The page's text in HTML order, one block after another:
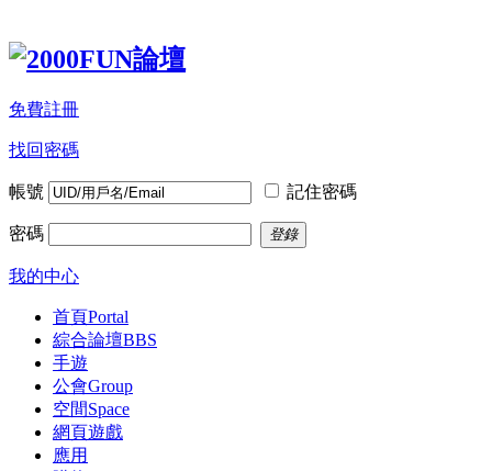
免費註冊
找回密碼
帳號 記住密碼
密碼 登錄
我的中心
首頁Portal
綜合論壇BBS
手遊
公會Group
空間Space
網頁遊戲
應用